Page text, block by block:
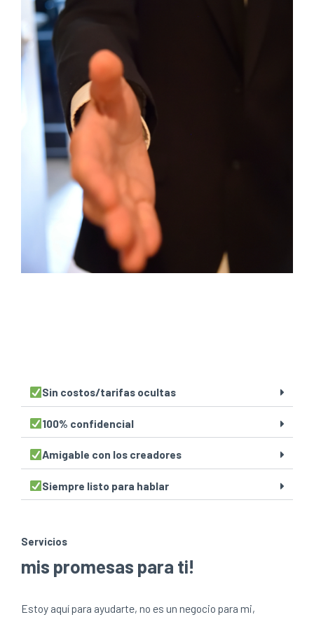
Servicios
mis promesas para ti!
Estoy aquí para ayudarte, no es un negocio para mi,
Sin costos/tarifas ocultas
100% confidencial
Amigable con los creadores
Siempre listo para hablar